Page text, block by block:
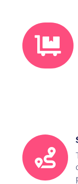

